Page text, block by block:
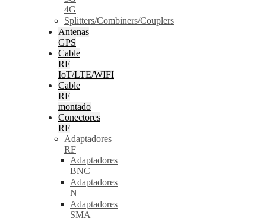
4G
Splitters/Combiners/Couplers
Antenas
GPS
Cable
RF
IoT/LTE/WIFI
Cable
RF
montado
Conectores
RF
Adaptadores
RF
Adaptadores
BNC
Adaptadores
N
Adaptadores
SMA